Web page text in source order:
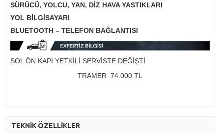
SÜRÜCÜ, YOLCU, YAN, DİZ HAVA YASTIKLARI
YOL BİLGİSAYARI
BLUETOOTH – TELEFON BAĞLANTISI
SOL ÖN KAPI YETKİLİ SERVİSTE DEĞİŞTİ
TRAMER 74.000 TL
TEKNİK ÖZELLİKLER